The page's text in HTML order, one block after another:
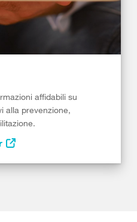
affidabili su
alla prevenzione,